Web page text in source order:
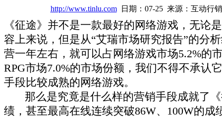
http://www.tinlu.com日期：07-25 来源：互动行
《征途》并不是一款最好的网络游戏，无论
容上来说，但是从“艾瑞市场研究报告”的分
营一年左右，就可以占网络游戏市场5.2%的
RPG市场7.0%的市场份额，我们不得不承认
手段比较成熟的网络游戏。
那么是究竟是什么样的营销手段成就了《
绩，甚至最高在线连续突破86W、100W的成